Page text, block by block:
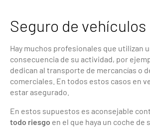
Seguro de vehículos
Hay muchos profesionales que utilizan
consecuencia de su actividad, por
dedican al transporte de mercancías o
comerciales. En todos estos casos en
estar asegurado.
En estos supuestos es aconsejable
todo riesgo en el que haya un coche de